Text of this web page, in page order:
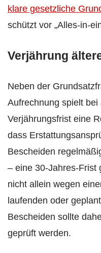
klare gesetzliche
schützt vor „Alles-in-
Verjährung
Neben der
Aufrechnung spielt
Verjährungsfrist eine
dass
Bescheiden
– eine 30-Jahres-Frist
nicht allein wegen
laufenden oder
Bescheiden sollte
geprüft werden.